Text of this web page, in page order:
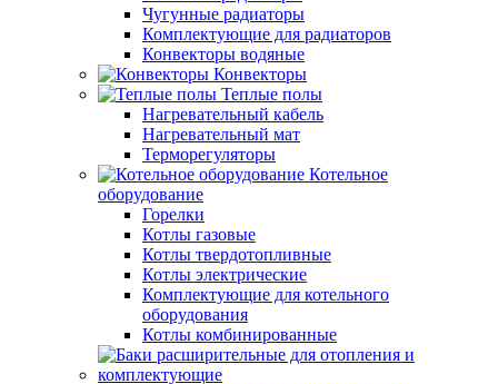
Чугунные радиаторы
Комплектующие для радиаторов
Конвекторы водяные
Конвекторы
Теплые полы
Нагревательный кабель
Нагревательный мат
Терморегуляторы
Котельное
оборудование
Горелки
Котлы газовые
Котлы твердотопливные
Котлы электрические
Комплектующие для котельного
оборудования
Котлы комбинированные